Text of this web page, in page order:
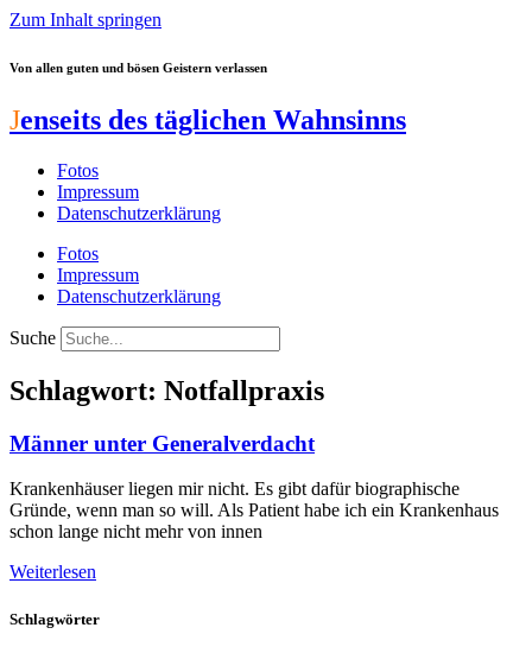
Zum Inhalt springen
Von allen guten und bösen Geistern verlassen
Jenseits des täglichen Wahnsinns
Fotos
Impressum
Datenschutzerklärung
Fotos
Impressum
Datenschutzerklärung
Suche
Schlagwort: Notfallpraxis
Männer unter Generalverdacht
Krankenhäuser liegen mir nicht. Es gibt dafür biographische
Gründe, wenn man so will. Als Patient habe ich ein Krankenhaus
schon lange nicht mehr von innen
Weiterlesen
Schlagwörter